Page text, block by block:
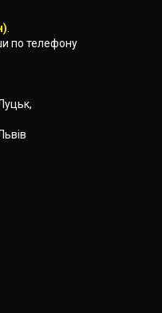
по телефону